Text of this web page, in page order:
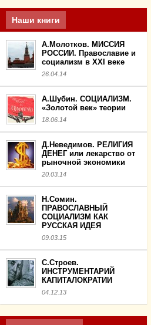
Наши книги
А.Молотков. МИССИЯ
РОССИИ. Православие и
социализм в XXI веке
26.04.14
А.Шубин. СОЦИАЛИЗМ.
«Золотой век» теории
18.06.14
Д.Неведимов. РЕЛИГИЯ
ДЕНЕГ или лекарство от
рыночной экономики
20.03.14
Н.Сомин.
ПРАВОСЛАВНЫЙ
СОЦИАЛИЗМ КАК
РУССКАЯ ИДЕЯ
09.03.15
С.Строев.
ИНСТРУМЕНТАРИЙ
КАПИТАЛОКРАТИИ
04.12.13